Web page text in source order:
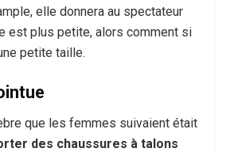
elle donnera au spectateur
est plus petite, alors comment si
petite taille.
que les femmes suivaient était
des chaussures à talons